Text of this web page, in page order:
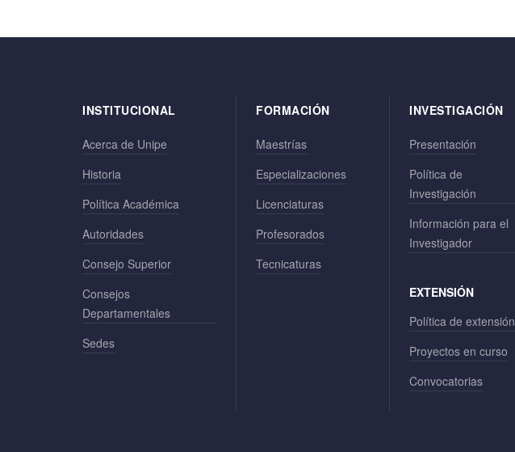
INSTITUCIONAL
Acerca de Unipe
Historia
Política Académica
Autoridades
Consejo Superior
Consejos
Departamentales
Sedes
FORMACIÓN
Maestrías
Especializaciones
Licenciaturas
Profesorados
Tecnicaturas
INVESTIGACIÓN
Presentación
Política de
Investigación
Información para el
Investigador
EXTENSIÓN
Política de extensión
Proyectos en curso
Convocatorias